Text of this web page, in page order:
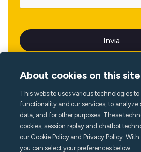
Lingua
About cookies on this site
This website uses various technologies
functionality and our services, to analyze
data, and for other purposes. These
cookies, session replay and chatbot
our Cookie Policy and Privacy Policy. With
you can select your preferences below.